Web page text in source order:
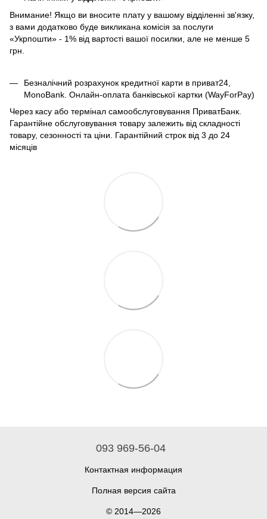
Внимание! Якщо ви вносите плату у вашому відділенні зв'язку,
з вами додатково буде викликана комісія за послуги
«Укрпошти» - 1% від вартості вашої посилки, але не менше 5
грн.
Безналічний розрахунок кредитної карти в приват24,
MonoBank. Онлайн-оплата банківської картки (WayForPay)
Через касу або термінал самообслуговування ПриватБанк.
Гарантійне обслуговування товару залежить від складності
товару, сезонності та ціни. Гарантійний строк від 3 до 24
місяців
093 969-56-04
Контактная информация
Полная версия сайта
© 2014—2026